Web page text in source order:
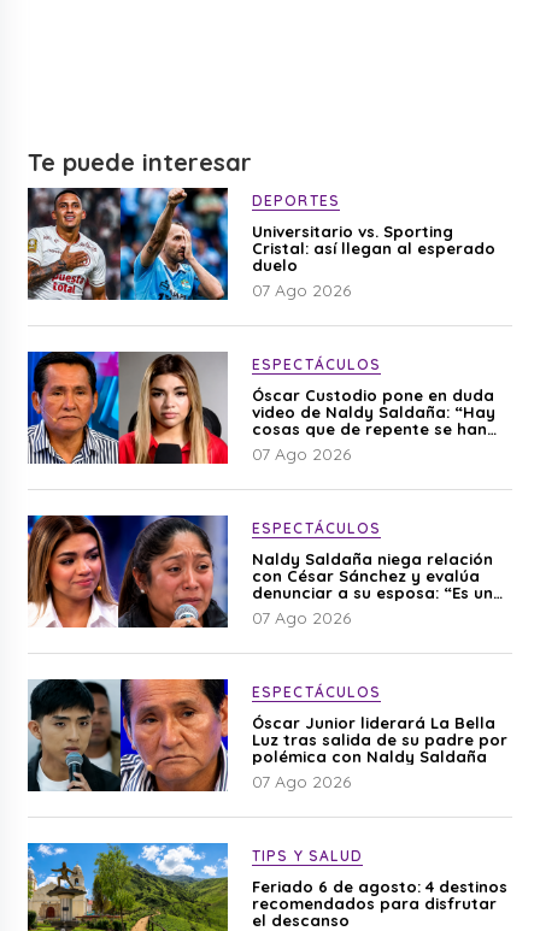
Te puede interesar
DEPORTES
Universitario vs. Sporting
Cristal: así llegan al esperado
duelo
07 Ago 2026
ESPECTÁCULOS
Óscar Custodio pone en duda
video de Naldy Saldaña: “Hay
cosas que de repente se han
editado”
07 Ago 2026
ESPECTÁCULOS
Naldy Saldaña niega relación
con César Sánchez y evalúa
denunciar a su esposa: “Es una
difamación”
07 Ago 2026
ESPECTÁCULOS
Óscar Junior liderará La Bella
Luz tras salida de su padre por
polémica con Naldy Saldaña
07 Ago 2026
TIPS Y SALUD
Feriado 6 de agosto: 4 destinos
recomendados para disfrutar
el descanso